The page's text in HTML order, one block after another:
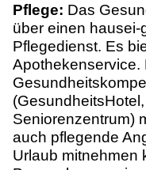
Pflege: Das
über einen
Pflegedienst. Es
Apothekenservice.
Seniorenzentrum)
auch pflegende
Urlaub mitnehmen